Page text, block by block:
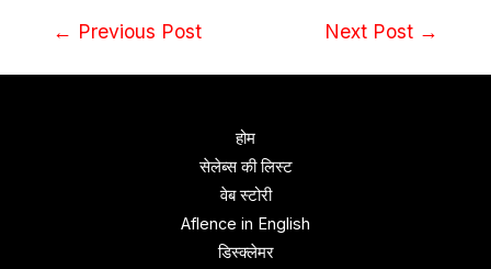
Post← Previous Post Next Post →
होम
सेलेब्स की लिस्ट
वेब स्‍टोरी
Aflence in English
डिस्‍क्‍लेमर